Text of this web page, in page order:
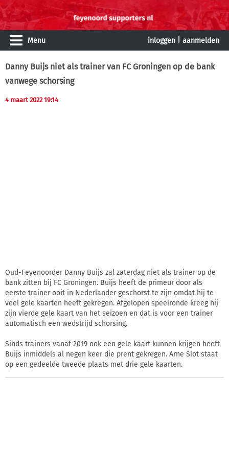
Menu inloggen aanmelden
Danny Buijs niet als trainer van FC Groningen op de bank
vanwege schorsing
4 maart 2022 19:14
Oud-Feyenoorder Danny Buijs zal zaterdag niet als trainer op de
bank zitten bij FC Groningen. Buijs heeft de primeur door als
eerste trainer ooit in Nederlander geschorst te zijn omdat hij te
veel gele kaarten heeft gekregen. Afgelopen speelronde kreeg hij
zijn vierde gele kaart van het seizoen en dat is voor een trainer
automatisch een wedstrijd schorsing.
Sinds trainers vanaf 2019 ook een gele kaart kunnen krijgen heeft
Buijs inmiddels al negen keer die prent gekregen. Arne Slot staat
op een gedeelde tweede plaats met drie gele kaarten.